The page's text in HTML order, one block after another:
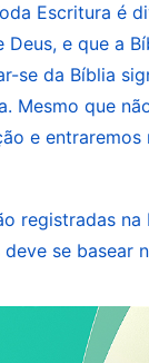
nem
Ele a certo
.
Extraído
Escritura é
e que a
se da Bíblia
Mesmo que
e
registradas
se basear